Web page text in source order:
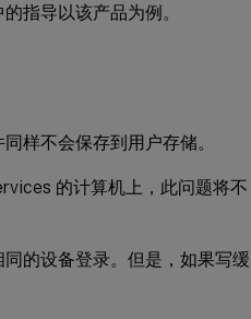
指导以该产品为例。
样不会保存到用户存储。
的计算机上，此问题将不
的设备登录。但是，如果写缓